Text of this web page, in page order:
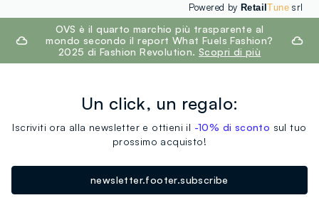
Powered by RetailTunesrl
footer.ariatitleOVS è il quarto marchio più trasparente al
mondo secondo il report What Fuels Fashion?
2025 di Fashion Revolution. Scopri di più
Un click, un regalo:
Iscriviti ora alla newsletter e ottieni il -10% di sconto sul tuo
prossimo acquisto!
newsletter.footer.subscribe